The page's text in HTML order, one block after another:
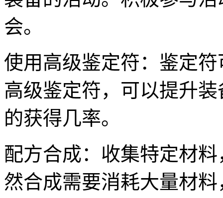
会。
使用高级鉴定符：鉴定
高级鉴定符，可以提升
的获得几率。
配方合成：收集特定材
然合成需要消耗大量材